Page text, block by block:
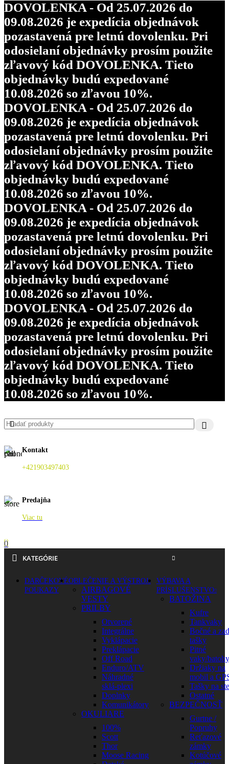
DOVOLENKA - Od 25.07.2026 do
09.08.2026 je expedícia objednávok
pozastavená pre letnú dovolenku. Pri
odosielaní objednávky prosím použite
zľavový kód DOVOLENKA. Tieto
objednávky budú expedované
10.08.2026 so zľavou 10%.
DOVOLENKA - Od 25.07.2026 do
09.08.2026 je expedícia objednávok
pozastavená pre letnú dovolenku. Pri
odosielaní objednávky prosím použite
zľavový kód DOVOLENKA. Tieto
objednávky budú expedované
10.08.2026 so zľavou 10%.
DOVOLENKA - Od 25.07.2026 do
09.08.2026 je expedícia objednávok
pozastavená pre letnú dovolenku. Pri
odosielaní objednávky prosím použite
zľavový kód DOVOLENKA. Tieto
objednávky budú expedované
10.08.2026 so zľavou 10%.
DOVOLENKA - Od 25.07.2026 do
09.08.2026 je expedícia objednávok
pozastavená pre letnú dovolenku. Pri
odosielaní objednávky prosím použite
zľavový kód DOVOLENKA. Tieto
objednávky budú expedované
10.08.2026 so zľavou 10%.
Kontakt
+421903497403
Predajňa
Viac tu
0
KATEGÓRIE
DARČEKOVÉ
POUKAZY
OBLEČENIE A VÝSTROJ
AIRBAGOVÉ
VESTY
PRILBY
Otvorené
Integrálne
Vyklápacie
Preklápacie
Off Road
Enduro/ATV
Náhradné
sklá-plexi
Doplnky
Komunikátory
OKULIARE
100%
Scott
Thor
Moose Racing
VÝBAVA A
PRÍSLUŠENSTVO
BATOŽINA
Kufre
Tankvaky
Bočné a
tašky
Pitné
vaky/batohy
Držiaky na
mobil a
Tašky na
Ostatné
BEZPEČNOSŤ
Gurtne /
Popruhy
Reťazové
zámky
Kotúčové